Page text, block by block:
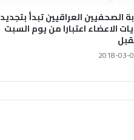
الصحفيين العراقيين تبدأ بتجديد
الاعضاء اعتبارا من يوم السبت
2018-03-